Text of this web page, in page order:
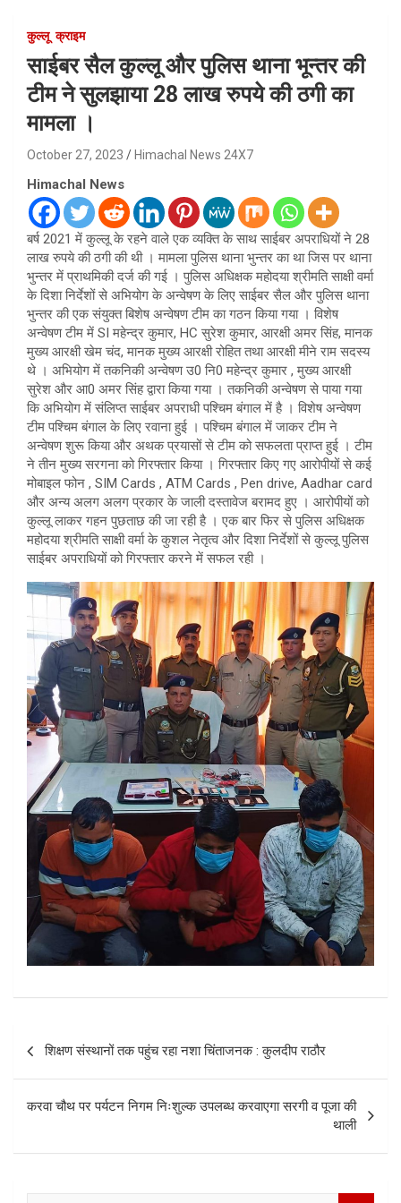
कुल्लू क्राइम
साईबर सैल कुल्लू और पुलिस थाना भून्तर की
टीम ने सुलझाया 28 लाख रुपये की ठगी का
मामला ।
October 27, 2023 Himachal News 24X7
Himachal News
बर्ष 2021 में कुल्लू के रहने वाले एक व्यक्ति के साथ साईबर अपराधियों ने 28
लाख रुपये की ठगी की थी । मामला पुलिस थाना भुन्तर का था जिस पर थाना
भुन्तर में प्राथमिकी दर्ज की गई । पुलिस अधिक्षक महोदया श्रीमति साक्षी वर्मा
के दिशा निर्देशों से अभियोग के अन्वेषण के लिए साईबर सैल और पुलिस थाना
भुन्तर की एक संयुक्त बिशेष अन्वेषण टीम का गठन किया गया । विशेष
अन्वेषण टीम में SI महेन्द्र कुमार, HC सुरेश कुमार, आरक्षी अमर सिंह, मानक
मुख्य आरक्षी खेम चंद, मानक मुख्य आरक्षी रोहित तथा आरक्षी मीने राम सदस्य
थे । अभियोग में तकनिकी अन्वेषण उ0 नि0 महेन्द्र कुमार , मुख्य आरक्षी
सुरेश और आ0 अमर सिंह द्वारा किया गया । तकनिकी अन्वेषण से पाया गया
कि अभियोग में संलिप्त साईबर अपराधी पश्चिम बंगाल में है । विशेष अन्वेषण
टीम पश्चिम बंगाल के लिए रवाना हुई । पश्चिम बंगाल में जाकर टीम ने
अन्वेषण शुरू किया और अथक प्रयासों से टीम को सफलता प्राप्त हुई । टीम
ने तीन मुख्य सरगना को गिरफ्तार किया । गिरफ्तार किए गए आरोपीयों से कई
मोबाइल फोन , SIM Cards , ATM Cards , Pen drive, Aadhar card
और अन्य अलग अलग प्रकार के जाली दस्तावेज बरामद हुए । आरोपीयों को
कुल्लू लाकर गहन पुछताछ की जा रही है । एक बार फिर से पुलिस अधिक्षक
महोदया श्रीमति साक्षी वर्मा के कुशल नेतृत्व और दिशा निर्देशों से कुल्लू पुलिस
साईबर अपराधियों को गिरफ्तार करने में सफल रही ।
Post
शिक्षण संस्थानों तक पहुंच रहा नशा चिंताजनक : कुलदीप राठौर
करवा चौथ पर पर्यटन निगम निःशुल्क उपलब्ध करवाएगा सरगी व पूजा की
थाली